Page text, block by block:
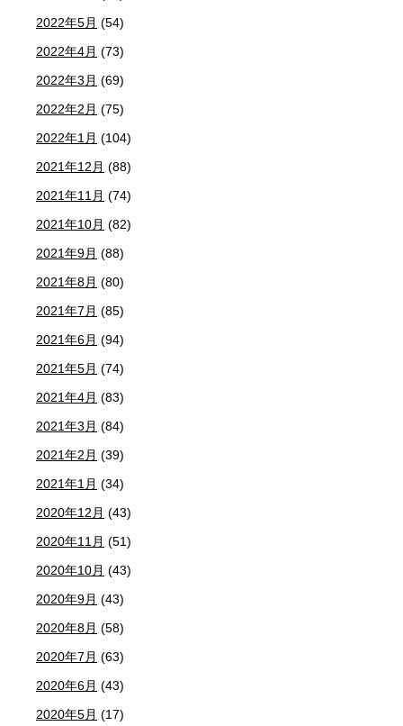
2022年5月 (54)
2022年4月 (73)
2022年3月 (69)
2022年2月 (75)
2022年1月 (104)
2021年12月 (88)
2021年11月 (74)
2021年10月 (82)
2021年9月 (88)
2021年8月 (80)
2021年7月 (85)
2021年6月 (94)
2021年5月 (74)
2021年4月 (83)
2021年3月 (84)
2021年2月 (39)
2021年1月 (34)
2020年12月 (43)
2020年11月 (51)
2020年10月 (43)
2020年9月 (43)
2020年8月 (58)
2020年7月 (63)
2020年6月 (43)
2020年5月 (17)